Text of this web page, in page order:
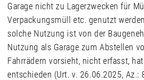
Garage nicht zu Lagerzwecken für
Verpackungsmüll etc. genutzt
solche Nutzung ist von der
Nutzung als Garage zum Abstellen
Fahrrädern vorsieht, nicht erfasst,
entschieden (Urt. v. 26.06.2025, Az.: